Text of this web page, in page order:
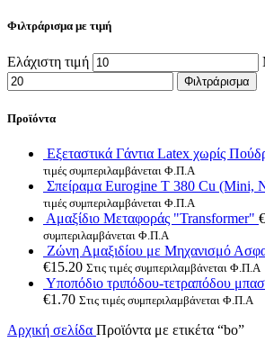
Φιλτράρισμα με τιμή
Ελάχιστη τιμή
Φιλτράρισμα
Προϊόντα
Εξεταστικά Γάντια Latex χωρίς
τιμές συμπεριλαμβάνεται Φ.Π.Α
Σπείραμα Eurogine Τ 380 Cu (Mini,
τιμές συμπεριλαμβάνεται Φ.Π.Α
Αμαξίδιο Μεταφοράς "Transformer" €
συμπεριλαμβάνεται Φ.Π.Α
Ζώνη Αμαξιδίου με Μηχανισμό
€15.20 Στις τιμές συμπεριλαμβάνεται Φ.Π.Α
Υποπόδιο τριπόδου-τετραπόδου
€1.70 Στις τιμές συμπεριλαμβάνεται Φ.Π.Α
Αρχική σελίδα Προϊόντα με ετικέτα “bo”